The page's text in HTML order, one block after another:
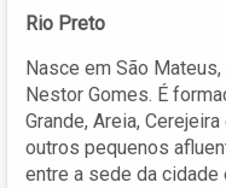
Rio Preto
Nasce em São
Nestor Gomes. É
Grande, Areia,
outros pequenos
entre a sede da cidade